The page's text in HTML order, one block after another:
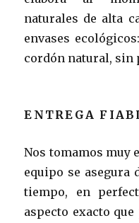
naturales de alta
envases
cordón natural, sin
ENTREGA
Nos tomamos muy
equipo se asegura
tiempo, en
aspecto exacto